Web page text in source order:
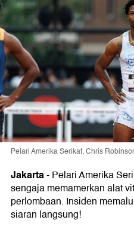
Pelari Amerika Serikat, Chris
Jakarta-Pelari Amerika
sengaja memamerkan alat
perlombaan. Insiden
siaran langsung!